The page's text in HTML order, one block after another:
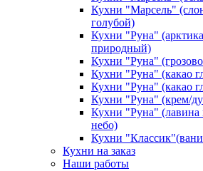
Кухни "Марсель"
голубой)
Кухни "Руна"
природный)
Кухни "Руна"
Кухни "Руна" (какао
Кухни "Руна" (какао
Кухни "Руна" (крем/
Кухни "Руна" (лавина
небо)
Кухни
Кухни на заказ
Наши работы